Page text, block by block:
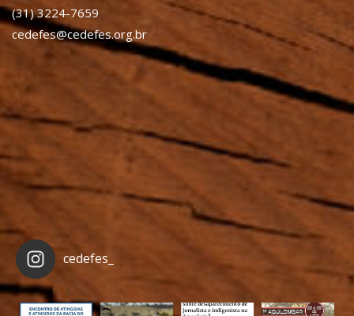
(31) 3224-7659
cedefes@cedefes.org.br
cedefes_